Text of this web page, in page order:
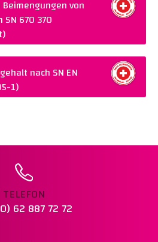
1744-1 (SN 670 905-1)
Warenkorb legen
von
670 370
:CHF 125.00
:SN 670 370
Warenkorb legen
nach SN EN
1)
Warenkorb legen
TELEFON
62 887 72 72